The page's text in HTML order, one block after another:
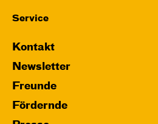
Service
Kontakt
Newsletter
Freunde
Fördernde